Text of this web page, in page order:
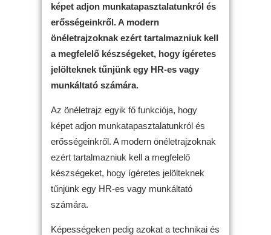
képet adjon munkatapasztalatunkról és
erősségeinkről. A modern
önéletrajzoknak ezért tartalmazniuk kell
a megfelelő készségeket, hogy ígéretes
jelölteknek tűnjünk egy HR-es vagy
munkáltató számára.
Az önéletrajz egyik fő funkciója, hogy
képet adjon munkatapasztalatunkról és
erősségeinkről. A modern önéletrajzoknak
ezért tartalmazniuk kell a megfelelő
készségeket, hogy ígéretes jelölteknek
tűnjünk egy HR-es vagy munkáltató
számára.
Képességeken pedig azokat a technikai és